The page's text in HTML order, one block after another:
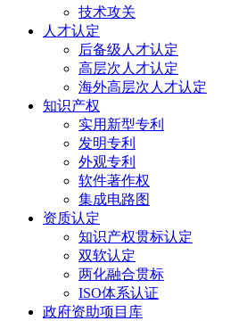
技术攻关
人才认定
后备级人才认定
高层次人才认定
海外高层次人才认定
知识产权
实用新型专利
发明专利
外观专利
软件著作权
集成电路图
资质认定
知识产权贯标认定
双软认定
两化融合贯标
ISO体系认证
政府资助项目库